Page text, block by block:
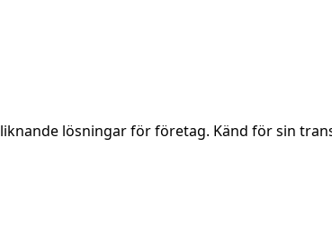
lösningar för företag. Känd för sin